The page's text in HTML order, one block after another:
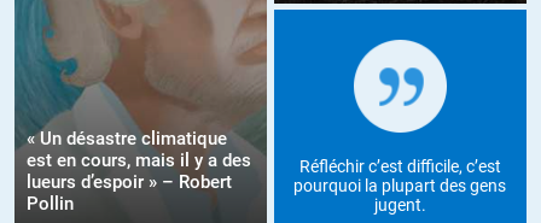
« Un désastre climatique
est en cours, mais il y a des
lueurs d’espoir » – Robert
Pollin
Réfléchir c’est difficile, c’est
pourquoi la plupart des gens
jugent.